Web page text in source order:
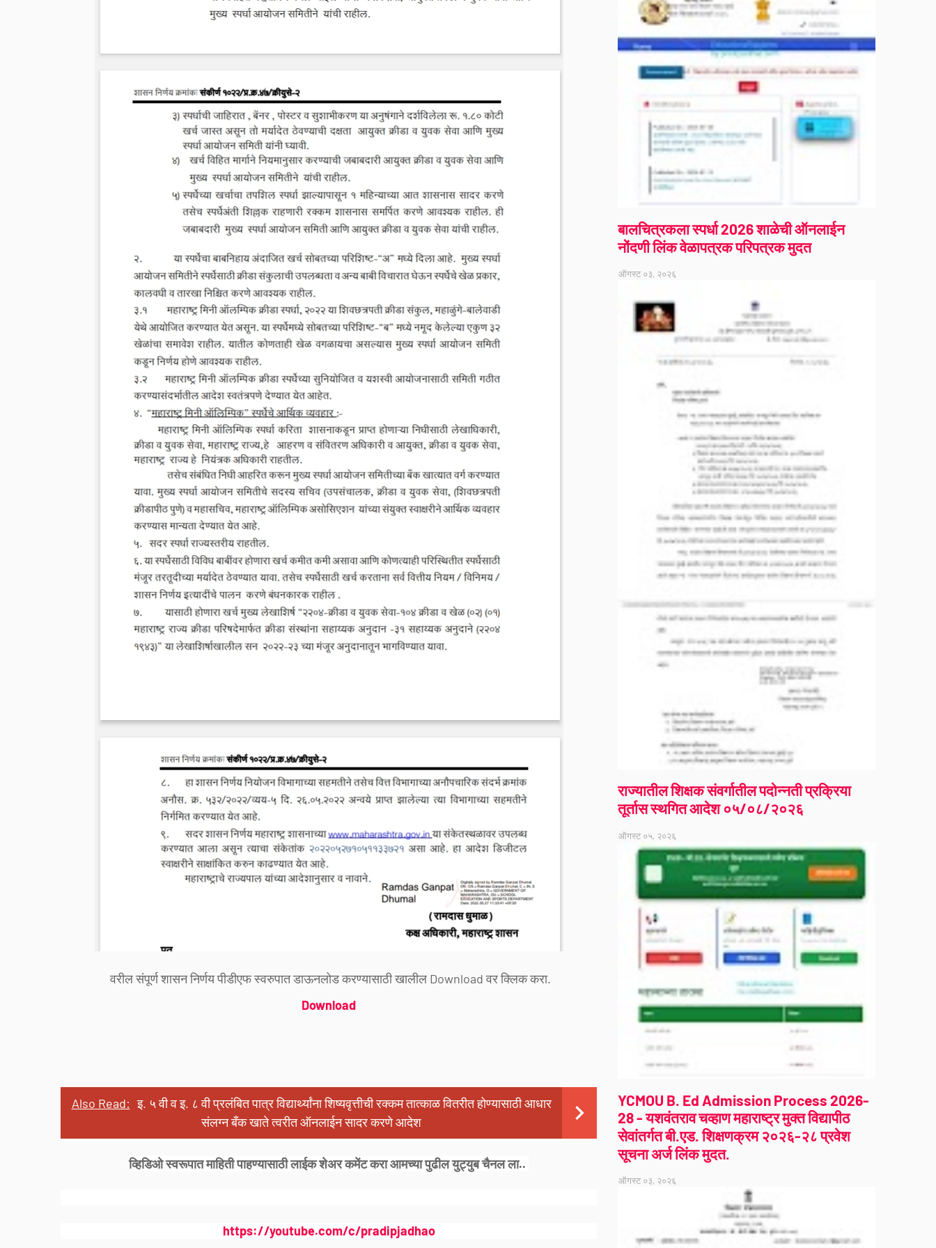
वरील संपूर्ण शासन निर्णय पीडीएफ स्वरुपात डाऊनलोड करण्यासाठी खालील Download वर क्लिक करा.
Download
Also Read: इ. ५ वी व इ. ८ वी प्रलंबित पात्र विद्यार्थ्यांना शिष्यवृत्तीची रक्कम तात्काळ वितरीत होण्यासाठी आधार
संलग्न बँक खाते त्वरीत ऑनलाईन सादर करणे आदेश
व्हिडिओ स्वरूपात माहिती पाहण्यासाठी लाईक शेअर कमेंट करा आमच्या पुढील युट्युब चैनल ला..
https://youtube.com/c/pradipjadhao
बालचित्रकला स्पर्धा 2026 शाळेची ऑनलाईन
नोंदणी लिंक वेळापत्रक परिपत्रक मुदत
ऑगस्ट ०३, २०२६
राज्यातील शिक्षक संवर्गातील पदोन्नती प्रक्रिया
तूर्तास स्थगित आदेश ०५/०८/२०२६
ऑगस्ट ०५, २०२६
YCMOU B. Ed Admission Process 2026-
28 - यशवंतराव चव्हाण महाराष्ट्र मुक्त विद्यापीठ
सेवांतर्गत बी.एड. शिक्षणक्रम २०२६-२८ प्रवेश
सूचना अर्ज लिंक मुदत.
ऑगस्ट ०३, २०२६